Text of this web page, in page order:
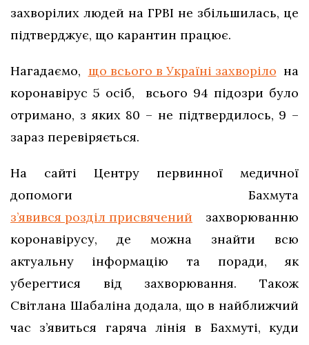
захворілих людей на ГРВІ не збільшилась, це
підтверджує, що карантин працює.
Нагадаємо, що всього в Україні захворіло на
коронавірус 5 осіб, всього 94 підозри було
отримано, з яких 80 – не підтвердилось, 9 –
зараз перевіряється.
На сайті Центру первинної медичної
допомоги Бахмута
з’явився розділ присвячений захворюванню
коронавірусу, де можна знайти всю
актуальну інформацію та поради, як
уберегтися від захворювання. Також
Світлана Шабаліна додала, що в найближчий
час з’явиться гаряча лінія в Бахмуті, куди